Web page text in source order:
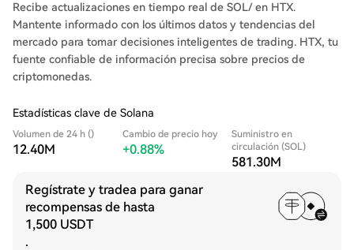
Recibe actualizaciones en tiempo real de SOL/ en HTX.
Mantente informado con los últimos datos y tendencias del
mercado para tomar decisiones inteligentes de trading. HTX, tu
fuente confiable de información precisa sobre precios de
criptomonedas.
Estadísticas clave de Solana
Volumen de 24 h ()
12.40M
Cambio de precio hoy
+0.88%
Suministro en
circulación (SOL)
581.30M
Regístrate y tradea para ganar
recompensas de hasta
1,500 USDT
.